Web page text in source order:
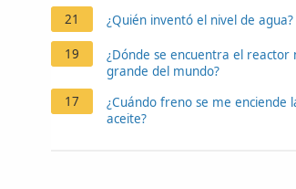
21 ¿Quién inventó el nivel de agua?
19
¿Dónde se encuentra el reactor
grande del mundo?
17
¿Cuándo freno se me enciende
aceite?